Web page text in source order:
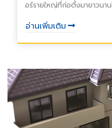
อร์รายใหญ่ที่ก่อตั้งมายาวนา
อ่านเพิ่มเติม